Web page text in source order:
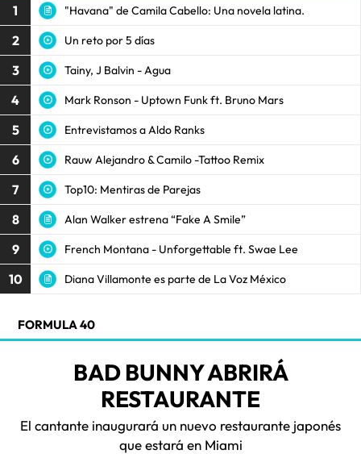
1 "Havana" de Camila Cabello: Una novela latina.
2 Un reto por 5 días
3 Tainy, J Balvin - Agua
4 Mark Ronson - Uptown Funk ft. Bruno Mars
5 Entrevistamos a Aldo Ranks
6 Rauw Alejandro & Camilo -Tattoo Remix
7 Top10: Mentiras de Parejas
8 Alan Walker estrena “Fake A Smile”
9 French Montana - Unforgettable ft. Swae Lee
10 Diana Villamonte es parte de La Voz México
FORMULA 40
BAD BUNNY ABRIRÁ
RESTAURANTE
El cantante inaugurará un nuevo restaurante japonés
que estará en Miami